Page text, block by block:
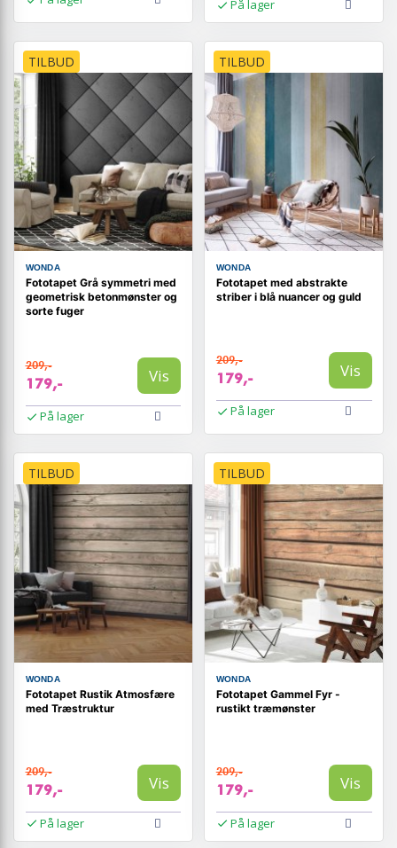
På lager
TILBUD
WONDA
Fototapet Grå symmetri med
geometrisk betonmønster og
sorte fuger
209,-
179,- Vis
På lager
TILBUD
WONDA
Fototapet med abstrakte
striber i blå nuancer og guld
209,-
179,- Vis
På lager
TILBUD
WONDA
Fototapet Rustik Atmosfære
med Træstruktur
209,-
179,- Vis
På lager
TILBUD
WONDA
Fototapet Gammel Fyr -
rustikt træmønster
209,-
179,- Vis
På lager